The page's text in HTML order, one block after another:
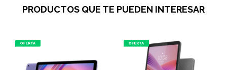
PRODUCTOS QUE TE PUEDEN INTERESAR